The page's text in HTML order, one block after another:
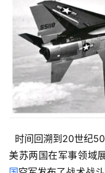
时间回溯到20世纪
美苏两国在军事领域